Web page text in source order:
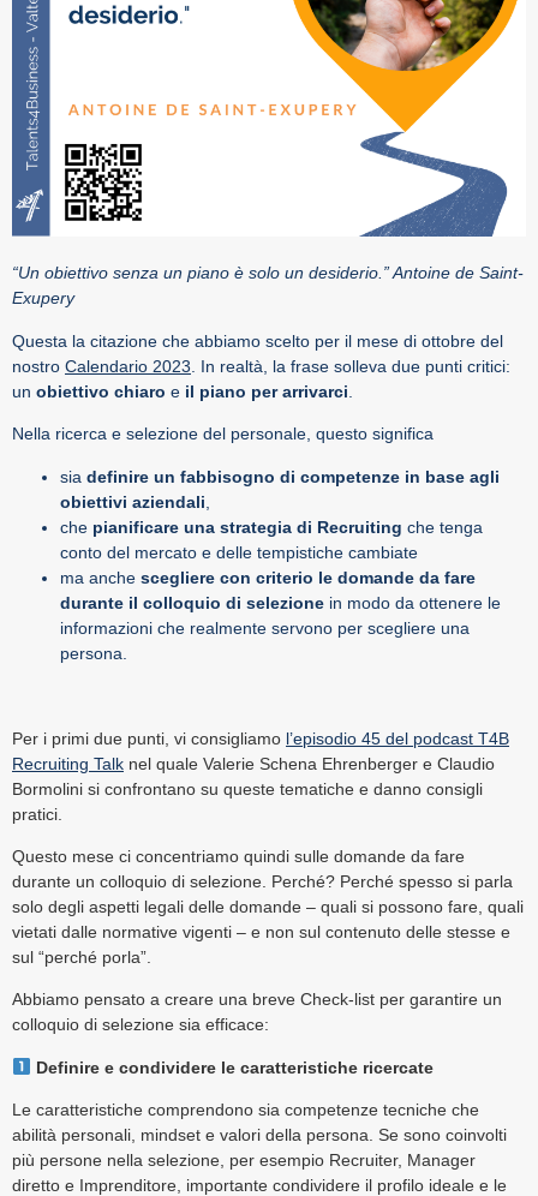
“Un obiettivo senza un piano è solo un desiderio.”Antoine de Saint-
Exupery
Questa la citazione che abbiamo scelto per il mese di ottobre del
nostro Calendario 2023 . In realtà, la frase solleva due punti critici:
un obiettivo chiaro e il piano per arrivarci
Nella ricerca e selezione del personale, questo significa
sia definire un fabbisogno di competenze in base agli
obiettivi aziendali
che pianificare una strategia di Recruiting che tenga
conto del mercato e delle tempistiche cambiate
ma anche scegliere con criterio le domande da fare
durante il colloquio di selezione in modo da ottenere le
informazioni che realmente servono per scegliere una
persona.
Per i primi due punti, vi consigliamo l’episodio 45 del podcast T4B
Recruiting Talk nel quale Valerie Schena Ehrenberger e Claudio
Bormolini si confrontano su queste tematiche e danno consigli
pratici.
Questo mese ci concentriamo quindi sulle domande da fare
durante un colloquio di selezione. Perché? Perché spesso si parla
solo degli aspetti legali delle domande – quali si possono fare, quali
vietati dalle normative vigenti – e non sul contenuto delle stesse e
sul “perché porla”.
Abbiamo pensato a creare una breve Check-list per garantire un
colloquio di selezione sia efficace:
Definire e condividere le caratteristiche ricercate
Le caratteristiche comprendono sia competenze tecniche che
abilità personali, mindset e valori della persona. Se sono coinvolti
più persone nella selezione, per esempio Recruiter, Manager
diretto e Imprenditore, importante condividere il profilo ideale e le